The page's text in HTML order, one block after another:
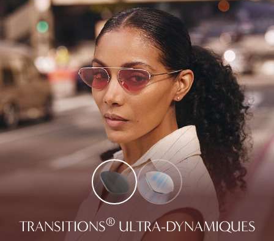
TRANSITIONS®ULTRA-DYNAMIQUES